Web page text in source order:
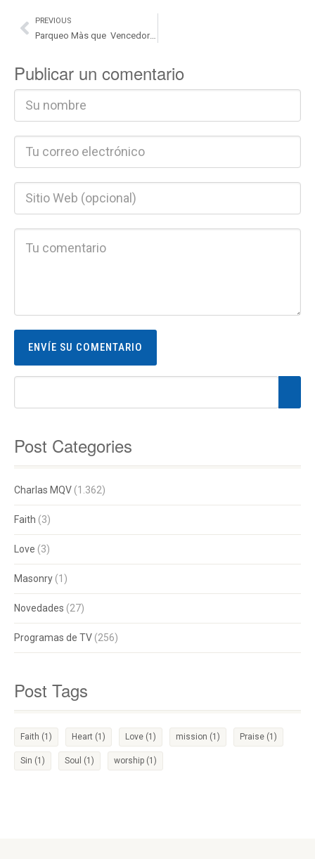
PREVIOUS
Parqueo Màs que Vencedores Agosto 2025 – 3
Publicar un comentario
Post Categories
Charlas MQV (1.362)
Faith (3)
Love (3)
Masonry (1)
Novedades (27)
Programas de TV (256)
Post Tags
Faith (1) Heart (1) Love (1) mission (1) Praise (1)
Sin (1) Soul (1) worship (1)